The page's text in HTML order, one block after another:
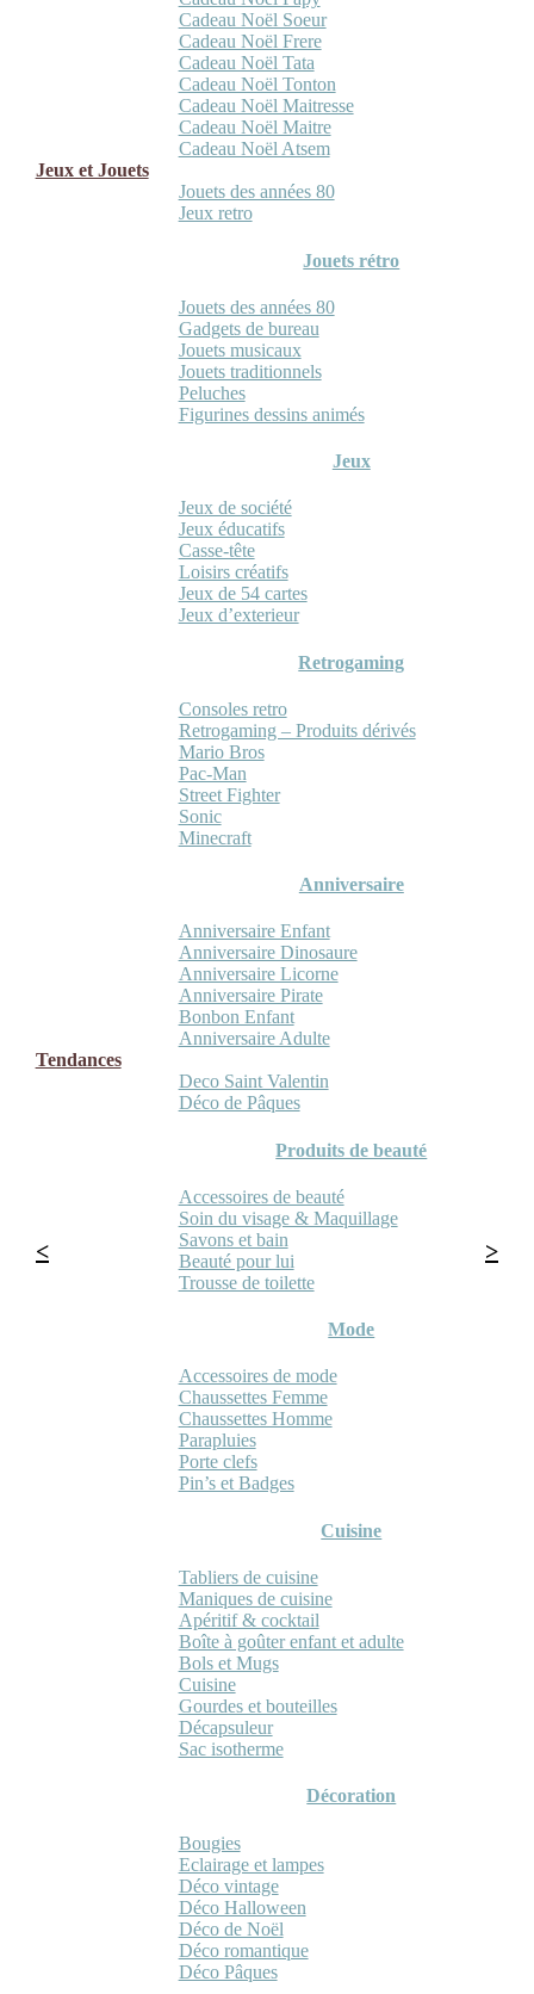
Cadeau Noël Soeur
Cadeau Noël Frere
Cadeau Noël Tata
Cadeau Noël Tonton
Cadeau Noël Maitresse
Cadeau Noël Maitre
Cadeau Noël Atsem
Jeux et Jouets
Jouets des années 80
Jeux retro
Jouets rétro
Jouets des années 80
Gadgets de bureau
Jouets musicaux
Jouets traditionnels
Peluches
Figurines dessins animés
Jeux
Jeux de société
Jeux éducatifs
Casse-tête
Loisirs créatifs
Jeux de 54 cartes
Jeux d’exterieur
Retrogaming
Consoles retro
Retrogaming – Produits dérivés
Mario Bros
Pac-Man
Street Fighter
Sonic
Minecraft
Anniversaire
Anniversaire Enfant
Anniversaire Dinosaure
Anniversaire Licorne
Anniversaire Pirate
Bonbon Enfant
Anniversaire Adulte
Tendances
Deco Saint Valentin
Déco de Pâques
Produits de beauté
Accessoires de beauté
Soin du visage & Maquillage
Savons et bain
Beauté pour lui
Trousse de toilette
Mode
Accessoires de mode
Chaussettes Femme
Chaussettes Homme
Parapluies
Porte clefs
Pin’s et Badges
Cuisine
Tabliers de cuisine
Maniques de cuisine
Apéritif & cocktail
Boîte à goûter enfant et adulte
Bols et Mugs
Cuisine
Gourdes et bouteilles
Décapsuleur
Sac isotherme
Décoration
Bougies
Eclairage et lampes
Déco vintage
Déco Halloween
Déco de Noël
Déco romantique
Déco Pâques